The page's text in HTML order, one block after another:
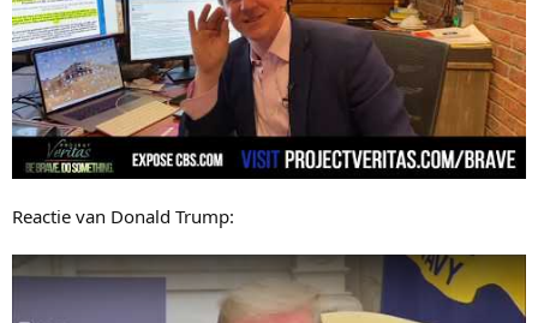
Reactie van Donald Trump: